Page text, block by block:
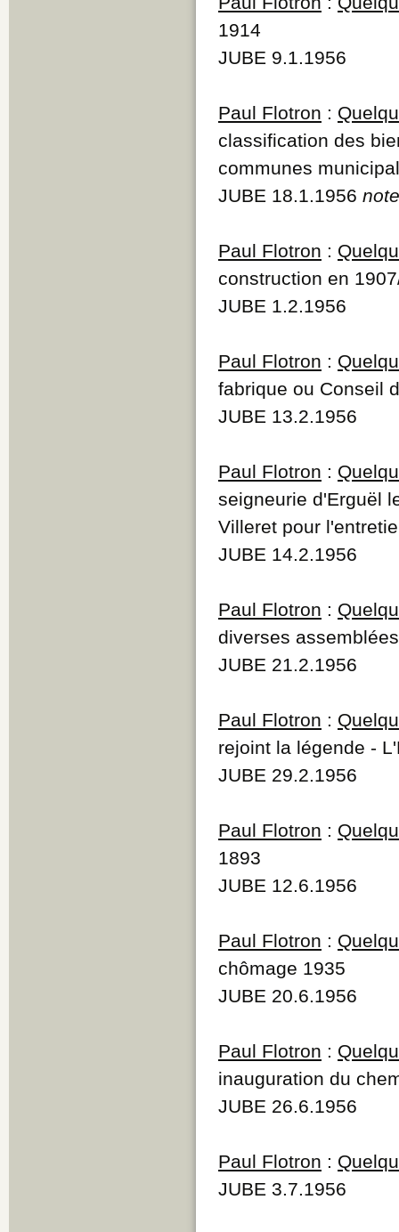
1914
JUBE 9.1.1956
Paul Flotron :
classification des
communes
JUBE 18.1.1956
Paul Flotron :
construction en
JUBE 1.2.1956
Paul Flotron :
fabrique ou Conseil
JUBE 13.2.1956
Paul Flotron :
seigneurie d'Erguël
Villeret pour
JUBE 14.2.1956
Paul Flotron :
diverses
JUBE 21.2.1956
Paul Flotron :
rejoint la légende -
JUBE 29.2.1956
Paul Flotron :
1893
JUBE 12.6.1956
Paul Flotron :
chômage 1935
JUBE 20.6.1956
Paul Flotron :
inauguration du
JUBE 26.6.1956
Paul Flotron :
JUBE 3.7.1956